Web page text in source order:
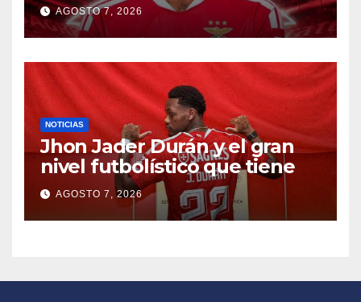
AGOSTO 7, 2026
NOTICIAS
Jhon Jader Durán y el gran
nivel futbolístico que tiene
AGOSTO 7, 2026